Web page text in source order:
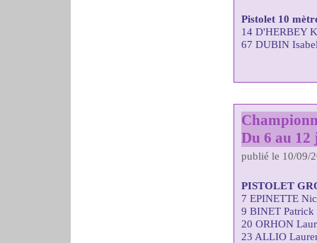
Pistolet 10
14 D'HERBEY
67 DUBIN
Du 6 au
publié le 10/09/
PISTOLET
7 EPINETTE
9 BINET Patrick
20 ORHON
23 ALLIO